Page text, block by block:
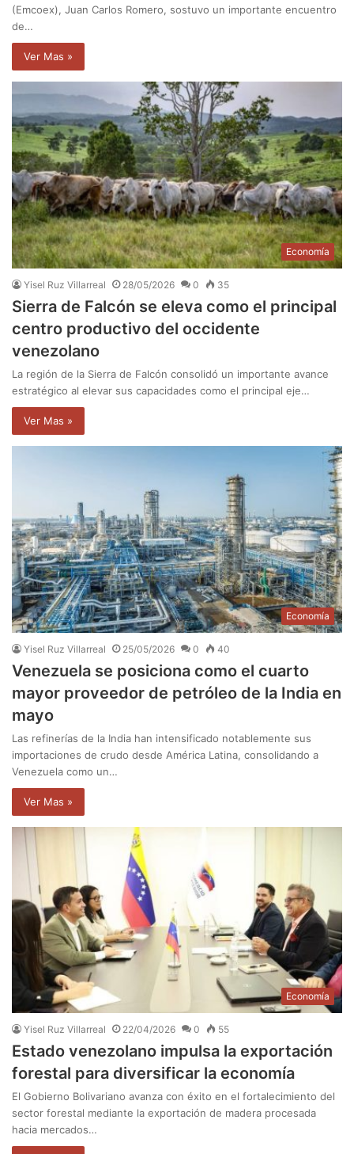
(Emcoex), Juan Carlos Romero, sostuvo un importante encuentro
de…
Ver Mas »
Economía
Yisel Ruz Villarreal 28/05/2026 0 35
Sierra de Falcón se eleva como el principal
centro productivo del occidente
venezolano
La región de la Sierra de Falcón consolidó un importante avance
estratégico al elevar sus capacidades como el principal eje…
Ver Mas »
Economía
Yisel Ruz Villarreal 25/05/2026 0 40
Venezuela se posiciona como el cuarto
mayor proveedor de petróleo de la India en
mayo
Las refinerías de la India han intensificado notablemente sus
importaciones de crudo desde América Latina, consolidando a
Venezuela como un…
Ver Mas »
Economía
Yisel Ruz Villarreal 22/04/2026 0 55
Estado venezolano impulsa la exportación
forestal para diversificar la economía
El Gobierno Bolivariano avanza con éxito en el fortalecimiento del
sector forestal mediante la exportación de madera procesada
hacia mercados…